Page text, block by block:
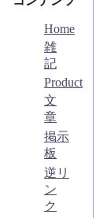
Home
雑
記
Product
文
章
掲示
板
逆リ
ン
ク